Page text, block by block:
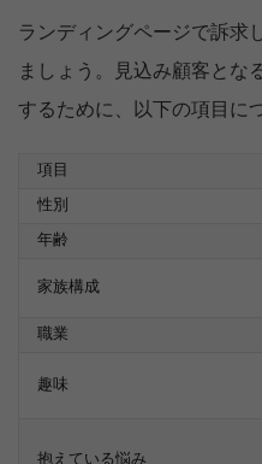
ランディングページで訴求
ましょう。見込み顧客とな
するために、以下の項目に
項目
性別
年齢
家族構成
職業
趣味
抱えている悩み